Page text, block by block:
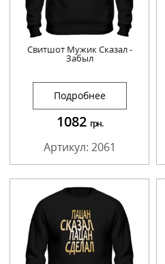
Свитшот Мужик Сказал -
Забыл
Подробнее
1082 грн.
Артикул: 2061